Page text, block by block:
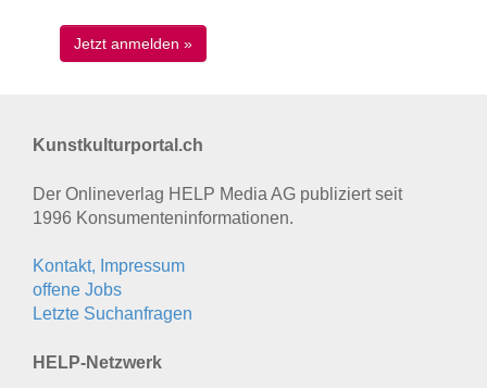
Kunstkulturportal.ch
Der Onlineverlag HELP Media AG publiziert seit
1996 Konsumenten­informationen.
Kontakt, Impressum
offene Jobs
Letzte Suchanfragen
HELP-Netzwerk